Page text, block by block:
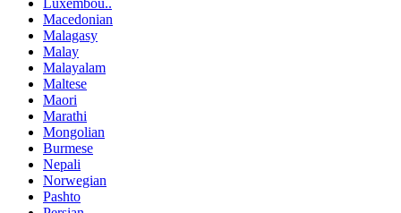
Macedonian
Malagasy
Malay
Malayalam
Maltese
Maori
Marathi
Mongolian
Burmese
Nepali
Norwegian
Pashto